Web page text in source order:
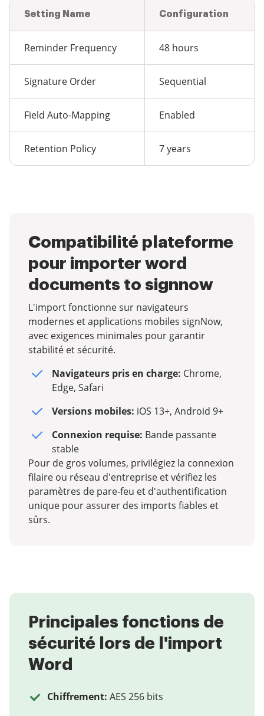
Setting Name Configuration
Reminder Frequency 48 hours
Signature Order Sequential
Field Auto-Mapping Enabled
Retention Policy 7 years
Compatibilité plateforme
pour importer word
documents to signnow
L'import fonctionne sur navigateurs
modernes et applications mobiles signNow,
avec exigences minimales pour garantir
stabilité et sécurité.
Navigateurs pris en charge: Chrome,
Edge, Safari
Versions mobiles: iOS 13+, Android 9+
Connexion requise: Bande passante
stable
Pour de gros volumes, privilégiez la connexion
filaire ou réseau d'entreprise et vérifiez les
paramètres de pare-feu et d'authentification
unique pour assurer des imports fiables et
sûrs.
Principales fonctions de
sécurité lors de l'import
Word
Chiffrement: AES 256 bits